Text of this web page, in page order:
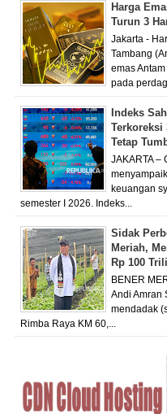
Harga
Turun 3
Jakarta -
Tambang
emas
pada
Indeks
Terkoreksi
Tetap
JAKARTA –
keuangan
semester I 2026. Indeks...
Sidak
Meriah,
Rp 100
BENER
Andi Amran
mendadak
Rimba Raya KM 60,...